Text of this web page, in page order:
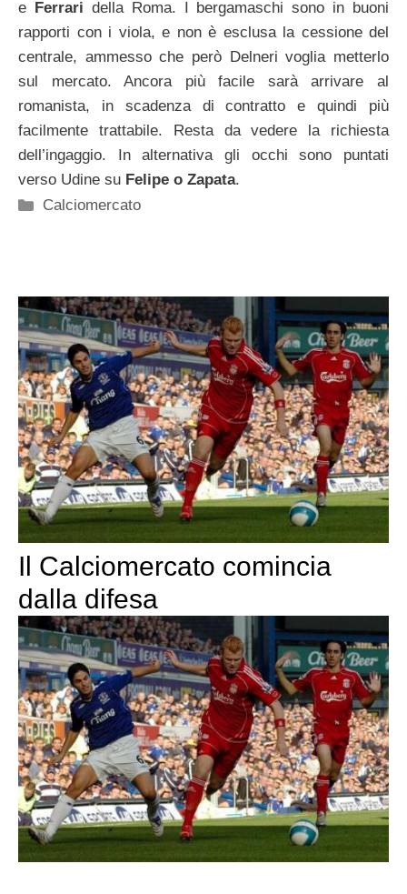
e
Ferrari della Roma. I bergamaschi sono in buoni
rapporti con i viola, e non è esclusa la cessione del
centrale, ammesso che però Delneri voglia metterlo
sul mercato. Ancora più facile sarà arrivare al
romanista, in scadenza di contratto e quindi più
facilmente trattabile. Resta da vedere la richiesta
dell’ingaggio. In alternativa gli occhi sono puntati
verso Udine su Felipe o Zapata.
Categorie
Calciomercato
Il Calciomercato comincia
dalla difesa